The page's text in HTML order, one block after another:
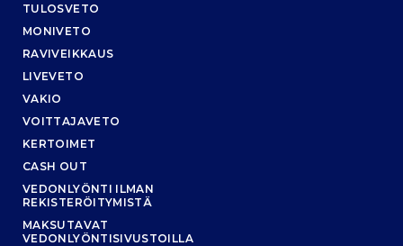
TULOSVETO
MONIVETO
RAVIVEIKKAUS
LIVEVETO
VAKIO
VOITTAJAVETO
KERTOIMET
CASH OUT
VEDONLYÖNTI ILMAN
REKISTERÖITYMISTÄ
MAKSUTAVAT
VEDONLYÖNTISIVUSTOILLA